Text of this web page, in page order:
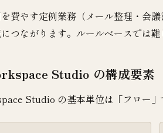
費やす定例業務（メール整理・会
つながります。ルールベースでは
Studio の構成要素
Studio の基本単位は「フロー」